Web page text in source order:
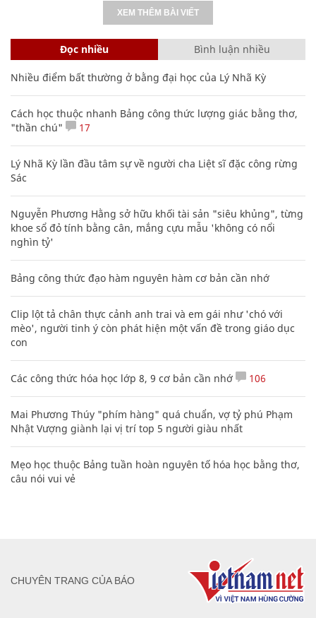
XEM THÊM BÀI VIẾT
Đọc nhiều Bình luận nhiều
Nhiều điểm bất thường ở bằng đại học của Lý Nhã Kỳ
Cách học thuộc nhanh Bảng công thức lượng giác bằng thơ,
"thần chú"
17
Lý Nhã Kỳ lần đầu tâm sự về người cha Liệt sĩ đặc công rừng
Sác
Nguyễn Phương Hằng sở hữu khối tài sản "siêu khủng", từng
khoe sổ đỏ tính bằng cân, mắng cựu mẫu 'không có nổi
nghìn tỷ'
Bảng công thức đạo hàm nguyên hàm cơ bản cần nhớ
Clip lột tả chân thực cảnh anh trai và em gái như 'chó với
mèo', người tinh ý còn phát hiện một vấn đề trong giáo dục
con
Các công thức hóa học lớp 8, 9 cơ bản cần nhớ 106
Mai Phương Thúy "phím hàng" quá chuẩn, vợ tỷ phú Phạm
Nhật Vượng giành lại vị trí top 5 người giàu nhất
Mẹo học thuộc Bảng tuần hoàn nguyên tố hóa học bằng thơ,
câu nói vui vẻ
CHUYÊN TRANG CỦA BÁO